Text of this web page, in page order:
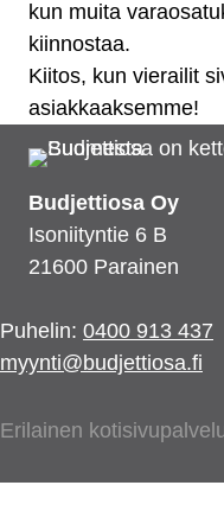
kun muita
kiinnostaa.
Kiitos, kun vierailit
asiakkaaksemme!
Budjettiosa Oy
Isoniityntie 6 B
21600 Parainen
Puhelin: 0400 913 437
myynti@budjettiosa.fi
Erilainen